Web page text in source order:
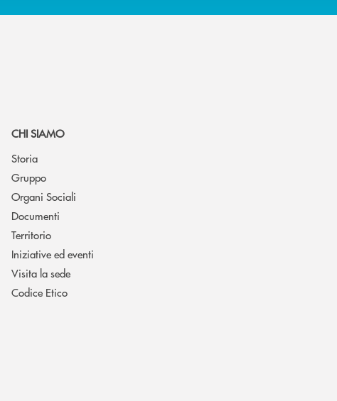
CHI SIAMO
Storia
Gruppo
Organi Sociali
Documenti
Territorio
Iniziative ed eventi
Visita la sede
Codice Etico